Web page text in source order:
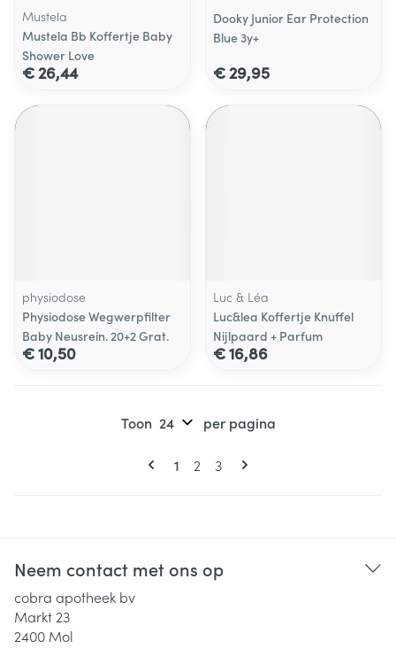
Mustela
Mustela Bb Koffertje Baby
Shower Love
€ 26,44
Dooky Junior Ear Protection
Blue 3y+
€ 29,95
physiodose
Physiodose Wegwerpfilter
Baby Neusrein. 20+2 Grat.
€ 10,50
Luc & Léa
Luc&lea Koffertje Knuffel
Nijlpaard + Parfum
€ 16,86
Pagina's
U lees momenteel pagina
1 Pagina
2 Pagina
3
Toon per pagina
Neem contact met ons op
cobra apotheek bv
Markt 23
2400 Mol